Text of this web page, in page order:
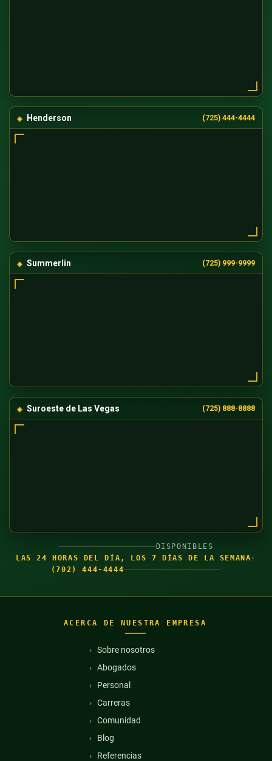
Henderson (725) 444-4444
Summerlin (725) 999-9999
Suroeste de Las Vegas (725) 888-8888
DISPONIBLES
LAS 24 HORAS DEL DÍA, LOS 7 DÍAS DE LA SEMANA ·
(702) 444-4444
ACERCA DE NUESTRA EMPRESA
Sobre nosotros
Abogados
Personal
Carreras
Comunidad
Blog
Referencias